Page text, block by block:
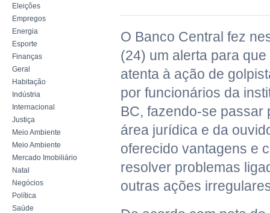
Eleições
Empregos
Energia
Esporte
Finanças
Geral
Habitação
Indústria
Internacional
Justiça
Meio Ambiente
Meio Ambiente
Mercado Imobiliário
Natal
Negócios
Política
Saúde
O Banco Central fez
(24) um alerta para
atenta à ação de
por funcionários da
BC, fazendo-se passar
área jurídica e da
oferecido vantagens e
resolver problemas
outras ações